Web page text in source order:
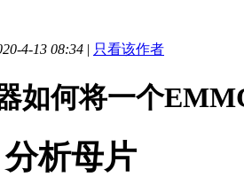
4-13 08:34 | 只看该作者
如何将一个
析母片